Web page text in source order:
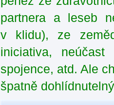
partnera a leseb
v klidu), ze
iniciativa,
spojence, atd. Ale
špatně